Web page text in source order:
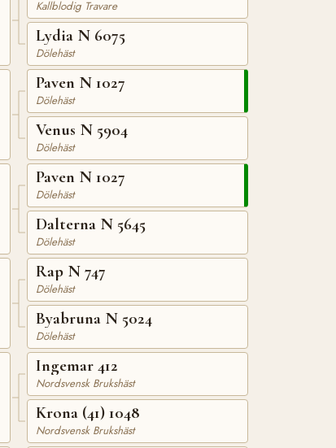
Kallblodig Travare
Lydia N 6075
Dölehäst
Paven N 1027
Dölehäst
Venus N 5904
Dölehäst
Paven N 1027
Dölehäst
Dalterna N 5645
Dölehäst
Rap N 747
Dölehäst
Byabruna N 5024
Dölehäst
Ingemar 412
Nordsvensk Brukshäst
Krona (41) 1048
Nordsvensk Brukshäst